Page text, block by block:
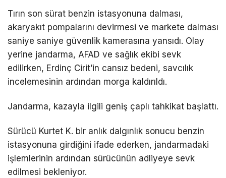
Tırın son sürat benzin istasyonuna dalması,
akaryakıt pompalarını devirmesi ve markete dalması
saniye saniye güvenlik kamerasına yansıdı. Olay
yerine jandarma, AFAD ve sağlık ekibi sevk
edilirken, Erdinç Cirit’in cansız bedeni, savcılık
incelemesinin ardından morga kaldırıldı.
Jandarma, kazayla ilgili geniş çaplı tahkikat başlattı.
Sürücü Kurtet K. bir anlık dalgınlık sonucu benzin
istasyonuna girdiğini ifade ederken, jandarmadaki
işlemlerinin ardından sürücünün adliyeye sevk
edilmesi bekleniyor.